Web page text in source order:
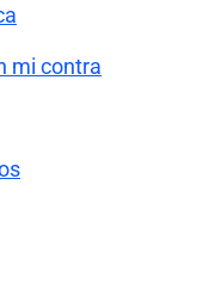
mi contra